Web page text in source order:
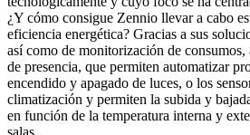
¿Y cómo consigue Zennio llevar a cabo
eficiencia energética? Gracias a sus
así como de monitorización de consumos,
de presencia, que permiten automatizar
encendido y apagado de luces, o los
climatización y permiten la subida y
en función de la temperatura interna y
salas.